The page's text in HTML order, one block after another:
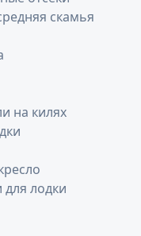
скамья
на килях
лодки